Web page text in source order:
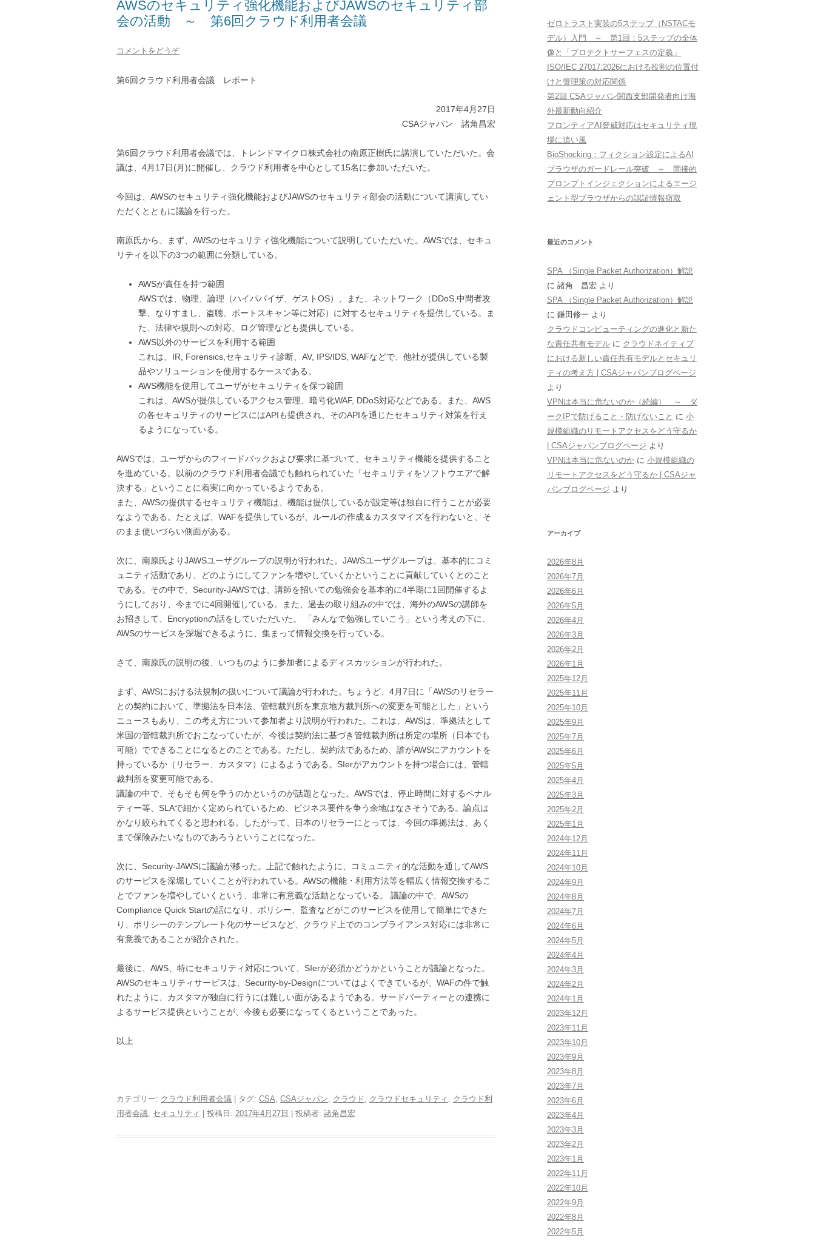
AWSのセキュリティ強化機能およびJAWSのセキュリティ部
会の活動 ～ 第6回クラウド利用者会議
コメントをどうぞ
第6回クラウド利用者会議 レポート
2017年4月27日
CSAジャパン 諸角昌宏
第6回クラウド利用者会議では、トレンドマイクロ株式会社の南原正樹氏に講演していただいた。会
議は、4月17日(月)に開催し、クラウド利用者を中心として15名に参加いただいた。
今回は、AWSのセキュリティ強化機能およびJAWSのセキュリティ部会の活動について講演してい
ただくとともに議論を行った。
南原氏から、まず、AWSのセキュリティ強化機能について説明していただいた。AWSでは、セキュ
リティを以下の3つの範囲に分類している。
AWSが責任を持つ範囲
AWSでは、物理、論理（ハイパバイザ、ゲストOS）、また、ネットワーク（DDoS,中間者攻
撃、なりすまし、盗聴、ポートスキャン等に対応）に対するセキュリティを提供している。ま
た、法律や規則への対応、ログ管理なども提供している。
AWS以外のサービスを利用する範囲
これは、IR, Forensics,セキュリティ診断、AV, IPS/IDS, WAFなどで、他社が提供している製
品やソリューションを使用するケースである。
AWS機能を使用してユーザがセキュリティを保つ範囲
これは、AWSが提供しているアクセス管理、暗号化WAF, DDoS対応などである。また、AWS
の各セキュリティのサービスにはAPIも提供され、そのAPIを通じたセキュリティ対策を行え
るようになっている。
AWSでは、ユーザからのフィードバックおよび要求に基づいて、セキュリティ機能を提供すること
を進めている。以前のクラウド利用者会議でも触れられていた「セキュリティをソフトウエアで解
決する」ということに着実に向かっているようである。
また、AWSの提供するセキュリティ機能は、機能は提供しているが設定等は独自に行うことが必要
なようである。たとえば、WAFを提供しているが、ルールの作成＆カスタマイズを行わないと、そ
のまま使いづらい側面がある。
次に、南原氏よりJAWSユーザグループの説明が行われた。JAWSユーザグループは、基本的にコミ
ュニティ活動であり、どのようにしてファンを増やしていくかということに貢献していくとのこと
である。その中で、Security-JAWSでは、講師を招いての勉強会を基本的に4半期に1回開催するよ
うにしており、今までに4回開催している。また、過去の取り組みの中では、海外のAWSの講師を
お招きして、Encryptionの話をしていただいた。 「みんなで勉強していこう」という考えの下に、
AWSのサービスを深堀できるように、集まって情報交換を行っている。
さて、南原氏の説明の後、いつものように参加者によるディスカッションが行われた。
まず、AWSにおける法規制の扱いについて議論が行われた。ちょうど、4月7日に「AWSのリセラー
との契約において、準拠法を日本法、管轄裁判所を東京地方裁判所への変更を可能とした」という
ニュースもあり、この考え方について参加者より説明が行われた。これは、AWSは、準拠法として
米国の管轄裁判所でおこなっていたが、今後は契約法に基づき管轄裁判所は所定の場所（日本でも
可能）でできることになるとのことである。ただし、契約法であるため、誰がAWSにアカウントを
持っているか（リセラー、カスタマ）によるようである。SIerがアカウントを持つ場合には、管轄
裁判所を変更可能である。
議論の中で、そもそも何を争うのかというのが話題となった。AWSでは、停止時間に対するペナル
ティー等、SLAで細かく定められているため、ビジネス要件を争う余地はなさそうである。論点は
かなり絞られてくると思われる。したがって、日本のリセラーにとっては、今回の準拠法は、あく
まで保険みたいなものであろうということになった。
次に、Security-JAWSに議論が移った。上記で触れたように、コミュニティ的な活動を通してAWS
のサービスを深堀していくことが行われている。AWSの機能・利用方法等を幅広く情報交換するこ
とでファンを増やしていくという、非常に有意義な活動となっている。 議論の中で、AWSの
Compliance Quick Startの話になり、ポリシー、監査などがこのサービスを使用して簡単にできた
り、ポリシーのテンプレート化のサービスなど、クラウド上でのコンプライアンス対応には非常に
有意義であることが紹介された。
最後に、AWS、特にセキュリティ対応について、SIerが必須かどうかということが議論となった。
AWSのセキュリティサービスは、Security-by-Designについてはよくできているが、WAFの件で触
れたように、カスタマが独自に行うには難しい面があるようである。サードパーティーとの連携に
よるサービス提供ということが、今後も必要になってくるということであった。
以上
カテゴリー: クラウド利用者会議 | タグ: CSA, CSAジャパン, クラウド , クラウドセキュリティ , クラウド利
用者会議, セキュリティ | 投稿日: 2017年4月27日 投稿者: 諸角昌宏
ゼロトラスト実装の5ステップ（NSTACモ
デル）入門 ～ 第1回：5ステップの全体
像と「プロテクトサーフェスの定義」
ISO/IEC 27017:2026における役割の位置付
けと管理策の対応関係
第2回 CSAジャパン関西支部開発者向け海
外最新動向紹介
フロンティアAI脅威対応はセキュリティ現
場に追い風
BioShocking：フィクション設定によるAI
ブラウザのガードレール突破 ～ 間接的
プロンプトインジェクションによるエージ
ェント型ブラウザからの認証情報窃取
最近のコメント
SPA （Single Packet Authorization）解説
に 諸角 昌宏 より
SPA （Single Packet Authorization）解説
に 鎌田修一 より
クラウドコンピューティングの進化と新た
な責任共有モデル に クラウドネイティブ
における新しい責任共有モデルとセキュリ
ティの考え方 | CSAジャパンブログページ
より
VPNは本当に危ないのか（続編） ～ ダ
ークIPで防げること・防げないこと に 小
規模組織のリモートアクセスをどう守るか
| CSAジャパンブログページ より
VPNは本当に危ないのか に 小規模組織の
リモートアクセスをどう守るか | CSAジャ
パンブログページ より
アーカイブ
2026年8月
2026年7月
2026年6月
2026年5月
2026年4月
2026年3月
2026年2月
2026年1月
2025年12月
2025年11月
2025年10月
2025年9月
2025年7月
2025年6月
2025年5月
2025年4月
2025年3月
2025年2月
2025年1月
2024年12月
2024年11月
2024年10月
2024年9月
2024年8月
2024年7月
2024年6月
2024年5月
2024年4月
2024年3月
2024年2月
2024年1月
2023年12月
2023年11月
2023年10月
2023年9月
2023年8月
2023年7月
2023年6月
2023年4月
2023年3月
2023年2月
2023年1月
2022年11月
2022年10月
2022年9月
2022年8月
2022年5月